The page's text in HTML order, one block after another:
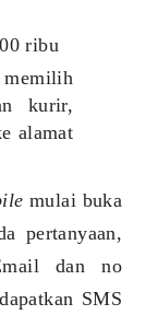
ribu
kurir,
alamat
mulai buka
pertanyaan,
dan no
SMS